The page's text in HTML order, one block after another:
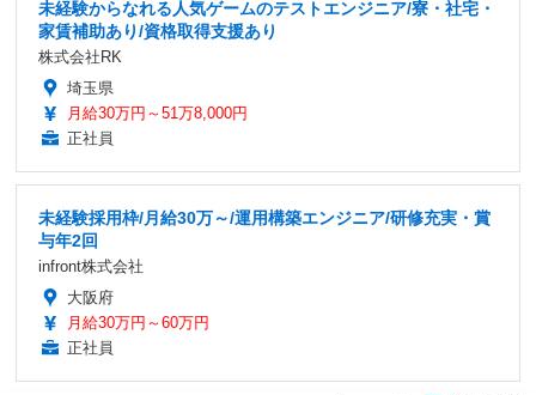
未経験からなれる人気ゲームのテストエンジニア/寮・社宅・
家賃補助あり/資格取得支援あり
株式会社RK
埼玉県
月給30万円～51万8,000円
正社員
未経験採用枠/月給30万～/運用構築エンジニア/研修充実・賞
与年2回
infront株式会社
大阪府
月給30万円～60万円
正社員